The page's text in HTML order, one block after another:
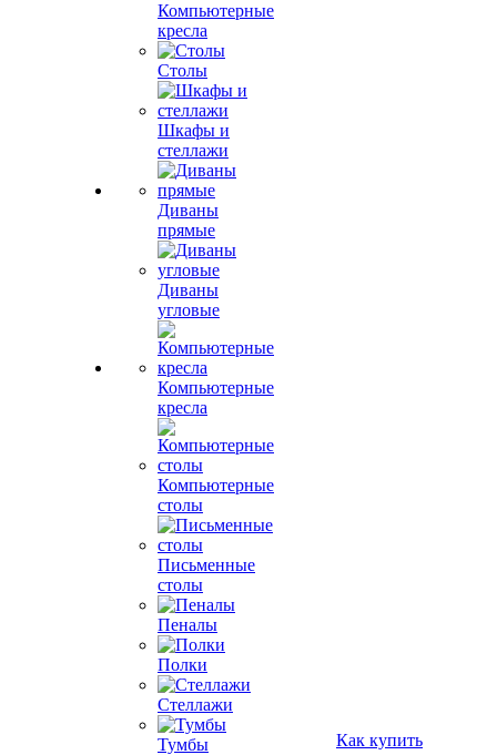
Компьютерные
кресла
Столы
Шкафы и
стеллажи
Диваны
прямые
Диваны
угловые
Компьютерные
кресла
Компьютерные
столы
Письменные
столы
Пеналы
Полки
Стеллажи
Тумбы
Как купить